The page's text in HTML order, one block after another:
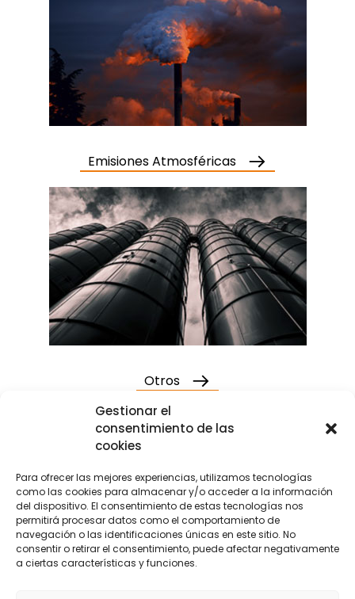
Gestionar el
consentimiento de las
cookies
Para ofrecer las mejores experiencias, utilizamos tecnologías
como las cookies para almacenar y/o acceder a la información
del dispositivo. El consentimiento de estas tecnologías nos
permitirá procesar datos como el comportamiento de
navegación o las identificaciones únicas en este sitio. No
consentir o retirar el consentimiento, puede afectar negativamente
a ciertas características y funciones.
Emisiones Atmosféricas
Otros